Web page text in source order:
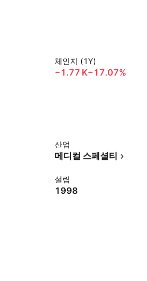
체인지 (1Y)
‪−1.77 K‬−17.07%
산업
메디컬 스페셜티
설립
1998